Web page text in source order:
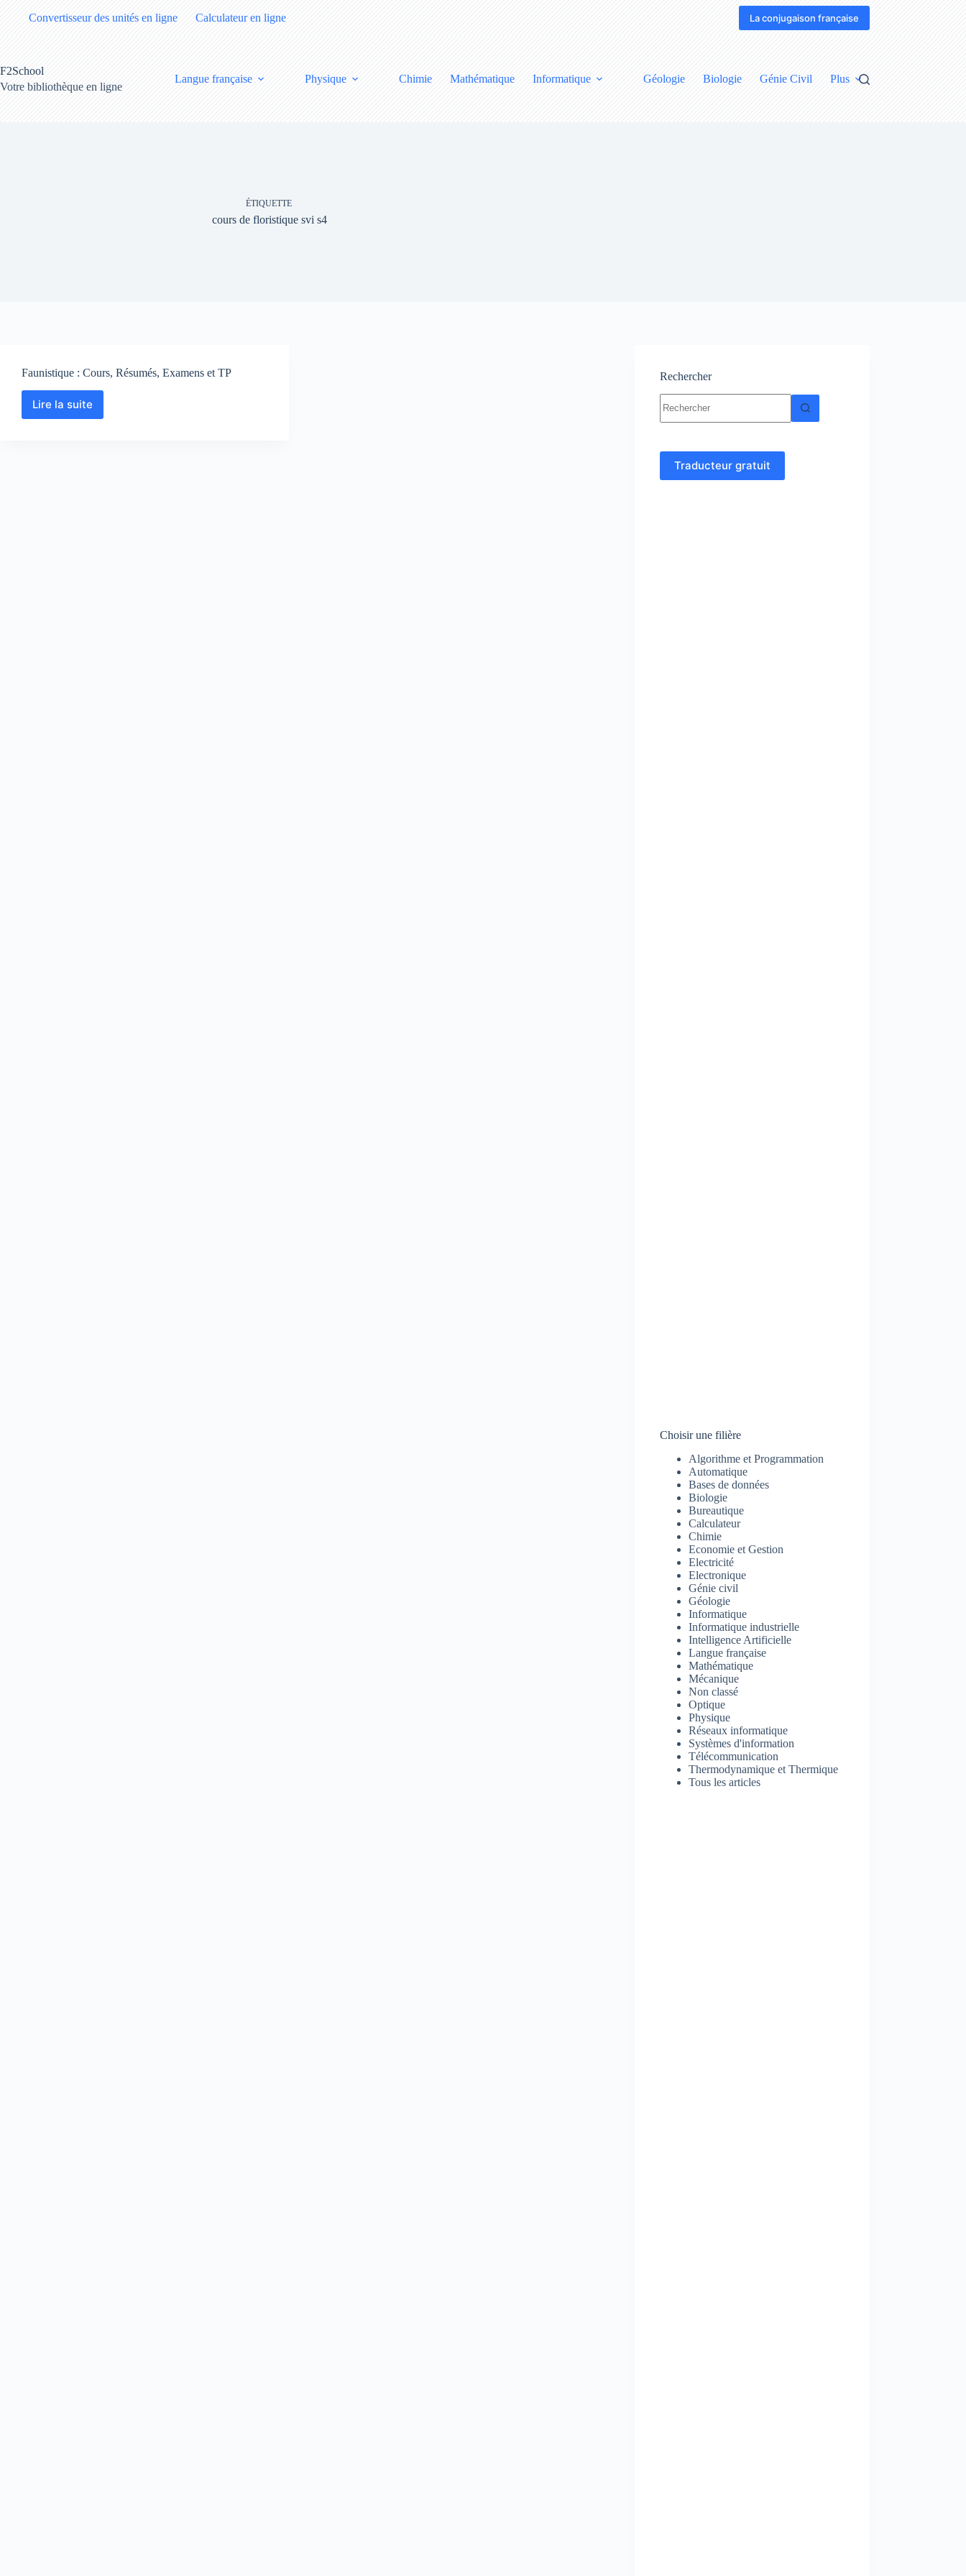
Convertisseur des unités en ligne Calculateur en ligne La conjugaison française
F2School
Votre bibliothèque en ligne
Langue française Physique Chimie Mathématique Informatique Géologie Biologie Génie Civil Plus
ÉTIQUETTE
cours de floristique svi s4
Faunistique : Cours, Résumés, Examens et TP
Lire la suite
Faunistique
Rechercher
résultat
Traducteur gratuit
Choisir une filière
Algorithme et Programmation
Automatique
Bases de données
Biologie
Bureautique
Calculateur
Chimie
Economie et Gestion
Electricité
Electronique
Génie civil
Géologie
Informatique
Informatique industrielle
Intelligence Artificielle
Langue française
Mathématique
Mécanique
Non classé
Optique
Physique
Réseaux informatique
Systèmes d'information
Télécommunication
Thermodynamique et Thermique
Tous les articles